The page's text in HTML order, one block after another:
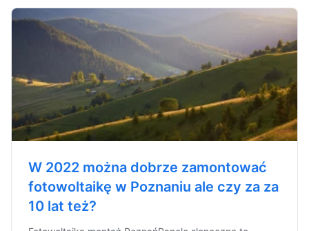
W 2022 można dobrze zamontować
fotowoltaikę w Poznaniu ale czy za za
10 lat też?